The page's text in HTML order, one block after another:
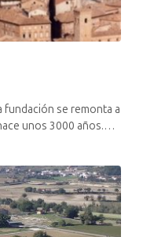
fundación se remonta a
unos 3000 años.